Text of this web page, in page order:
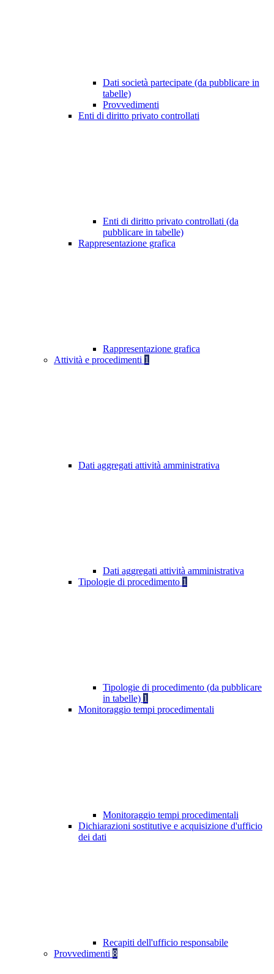
Dati società partecipate (da pubblicare in
tabelle)
Provvedimenti
Enti di diritto privato controllati
Enti di diritto privato controllati (da
pubblicare in tabelle)
Rappresentazione grafica
Rappresentazione grafica
Attività e procedimenti 1
Dati aggregati attività amministrativa
Dati aggregati attività amministrativa
Tipologie di procedimento 1
Tipologie di procedimento (da pubblicare
in tabelle) 1
Monitoraggio tempi procedimentali
Monitoraggio tempi procedimentali
Dichiarazioni sostitutive e acquisizione d'ufficio
dei dati
Recapiti dell'ufficio responsabile
Provvedimenti 8